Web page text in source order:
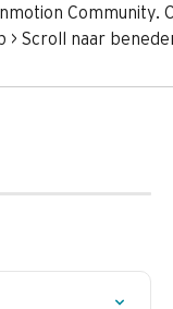
Community.
> Scroll naar